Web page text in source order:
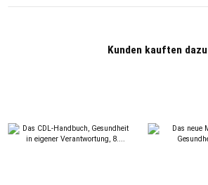
Kunden kauften dazu